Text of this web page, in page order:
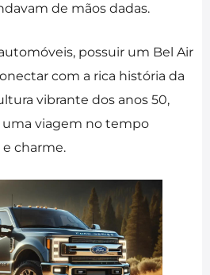
de mãos dadas.
possuir um Bel Air
com a rica história da
vibrante dos anos 50,
uma viagem no tempo
charme.